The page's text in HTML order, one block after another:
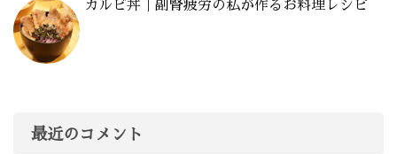
カルビ丼｜副腎疲労の私が作るお料理レシピ
最近のコメント